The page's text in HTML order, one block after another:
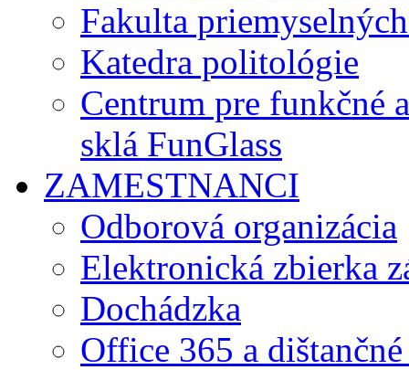
Fakulta
Katedra politológie
Centrum pre funkčné
sklá FunGlass
ZAMESTNANCI
Odborová organizácia
Elektronická zbierka
Dochádzka
Office 365 a